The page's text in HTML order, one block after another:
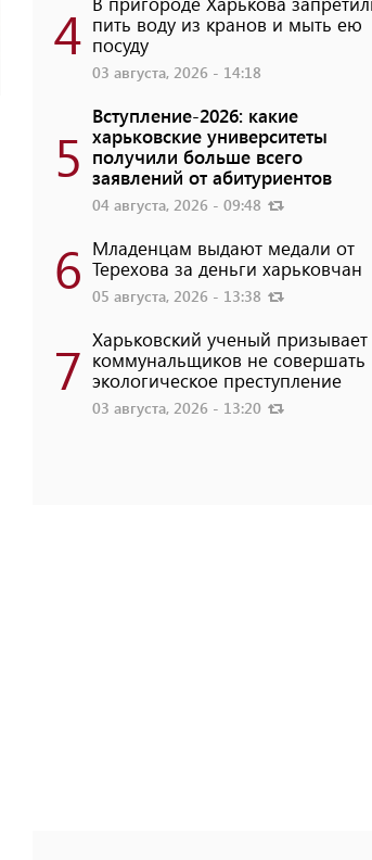
4 пить воду из кранов и мыть ею
посуду
03 августа, 2026 - 14:18
5
Вступление-2026: какие
харьковские университеты
получили больше всего
заявлений от абитуриентов
04 августа, 2026 - 09:48
6 Младенцам выдают медали от
Терехова за деньги харьковчан
05 августа, 2026 - 13:38
7 Харьковский ученый призывает
коммунальщиков не совершать
экологическое преступление
03 августа, 2026 - 13:20